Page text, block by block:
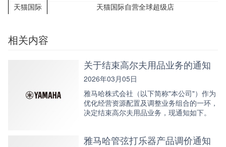
天猫国际
天猫国际自营全球超级店
相关内容
关于结束高尔夫用品业务的通知
2026年03月05日
雅马哈株式会社（以下简称"本公司"）作为
优化经营资源配置及调整业务组合的一环，
决定结束高尔夫用品业务，现通知如下。
雅马哈管弦打乐器产品调价通知